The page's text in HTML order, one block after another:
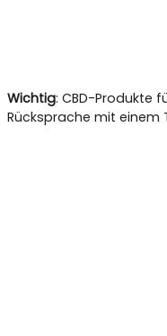
Wichtig: CBD-Produkte
Rücksprache mit einem